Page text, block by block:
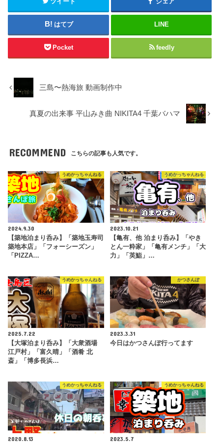
はてブ LINE
Pocket feedly
三島〜熱海旅 動画制作中
真夏の出来事 平山みき曲 NIKITA4 千葉バハマ
RECOMMEND こちらの記事も人気です。
うめかっちゃんねる
2024.9.30
【築地泊まり呑み】「築地玉寿司
築地本店」「フォーシーズン」
「PIZZA…
うめかっちゃんねる
2023.10.21
【亀有、他 泊まり呑み】「やき
とん一粋家」「亀有メンチ」「大
力」「英鮨」…
うめかっちゃんねる
2025.7.22
【大塚泊まり呑み】「大衆酒場
江戸村」「富久晴」「酒肴 北
斎」「博多長浜…
かつさんぽ
2023.3.31
今日はかつさんぽ行ってます
うめかっちゃんねる
2020.8.13
うめかっちゃんねる
2023.5.7